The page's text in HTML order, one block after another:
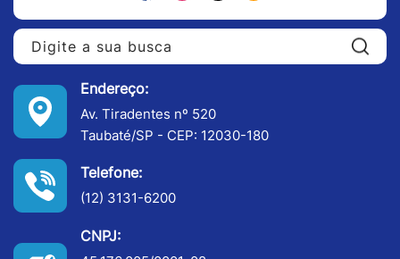
Endereço:
Av. Tiradentes nº 520
Taubaté/SP - CEP: 12030-180
Telefone:
(12) 3131-6200
CNPJ: